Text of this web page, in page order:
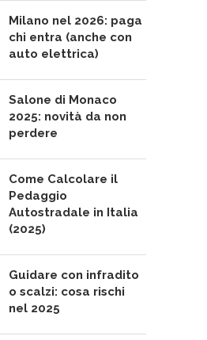
Milano nel 2026: paga
chi entra (anche con
auto elettrica)
Salone di Monaco
2025: novità da non
perdere
Come Calcolare il
Pedaggio
Autostradale in Italia
(2025)
Guidare con infradito
o scalzi: cosa rischi
nel 2025